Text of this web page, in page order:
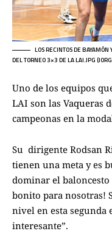
LOS RECINTOS DE BAYAMÓN
DEL TORNEO 3×3 DE LA LAI.JPG
Uno de los equipos
LAI son las Vaqueras
campeonas en la
Su dirigente Rodsan
tienen una meta y es
dominar el
bonito para nosotras!
nivel en esta segunda
interesante”.